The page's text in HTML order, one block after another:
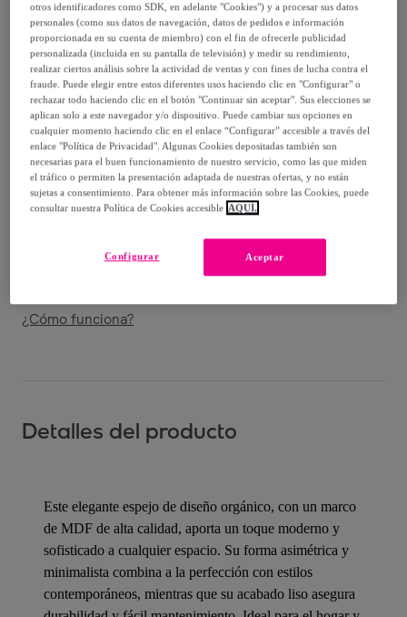
144,99 €
Vendido porHerdasa
Entrega
¿Cómo funciona?
Detalles del producto
Este elegante espejo de diseño orgánico, con un marco
de MDF de alta calidad, aporta un toque moderno y
sofisticado a cualquier espacio. Su forma asimétrica y
minimalista combina a la perfección con estilos
contemporáneos, mientras que su acabado liso asegura
otros identificadores como SDK, en adelante "Cookies") y a procesar sus datos
personales (como sus datos de navegación, datos de pedidos e información
proporcionada en su cuenta de miembro) con el fin de ofrecerle publicidad
personalizada (incluida en su pantalla de televisión) y medir su rendimiento,
realizar ciertos análisis sobre la actividad de ventas y con fines de lucha contra el
fraude. Puede elegir entre estos diferentes usos haciendo clic en "Configurar" o
rechazar todo haciendo clic en el botón "Continuar sin aceptar". Sus elecciones se
aplican solo a este navegador y/o dispositivo. Puede cambiar sus opciones en
cualquier momento haciendo clic en el enlace “Configurar” accesible a través del
enlace "Política de Privacidad". Algunas Cookies depositadas también son
necesarias para el buen funcionamiento de nuestro servicio, como las que miden
el tráfico o permiten la presentación adaptada de nuestras ofertas, y no están
sujetas a consentimiento. Para obtener más información sobre las Cookies, puede
consultar nuestra Política de Cookies accesible AQUÍ.
Aceptar
Configurar